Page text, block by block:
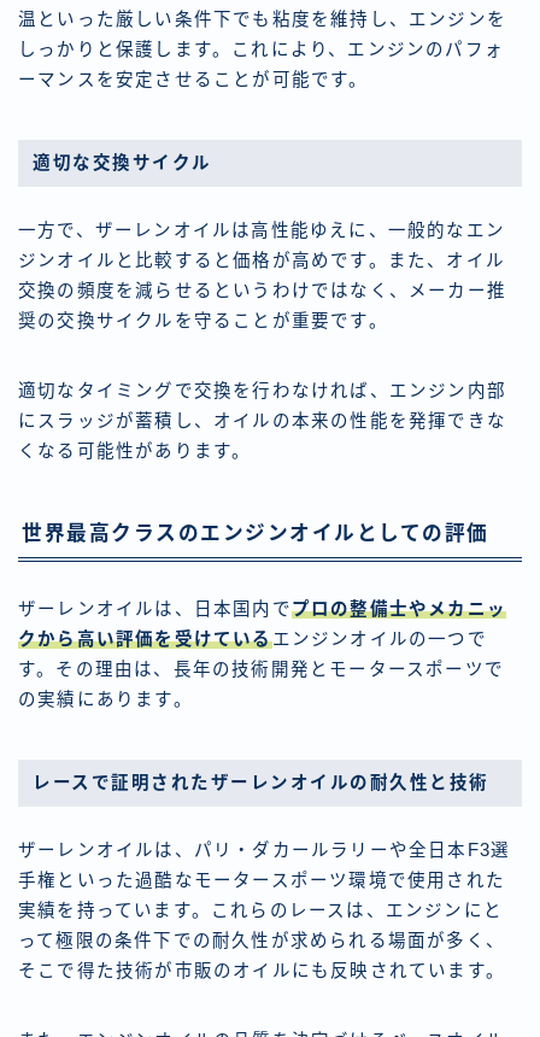
温といった厳しい条件下でも粘度を維持し、エンジンを
しっかりと保護します。これにより、エンジンのパフォ
ーマンスを安定させることが可能です。
適切な交換サイクル
一方で、ザーレンオイルは高性能ゆえに、一般的なエン
ジンオイルと比較すると価格が高めです。また、オイル
交換の頻度を減らせるというわけではなく、メーカー推
奨の交換サイクルを守ることが重要です。
適切なタイミングで交換を行わなければ、エンジン内部
にスラッジが蓄積し、オイルの本来の性能を発揮できな
くなる可能性があります。
世界最高クラスのエンジンオイルとしての評価
ザーレンオイルは、日本国内でプロの整備士やメカニッ
クから高い評価を受けているエンジンオイルの一つで
す。その理由は、長年の技術開発とモータースポーツで
の実績にあります。
レースで証明されたザーレンオイルの耐久性と技術
ザーレンオイルは、パリ・ダカールラリーや全日本F3選
手権といった過酷なモータースポーツ環境で使用された
実績を持っています。これらのレースは、エンジンにと
って極限の条件下での耐久性が求められる場面が多く、
そこで得た技術が市販のオイルにも反映されています。